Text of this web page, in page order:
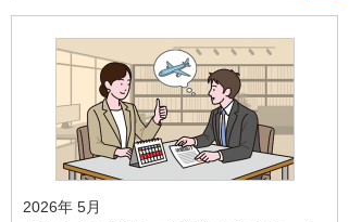
2026年 5月